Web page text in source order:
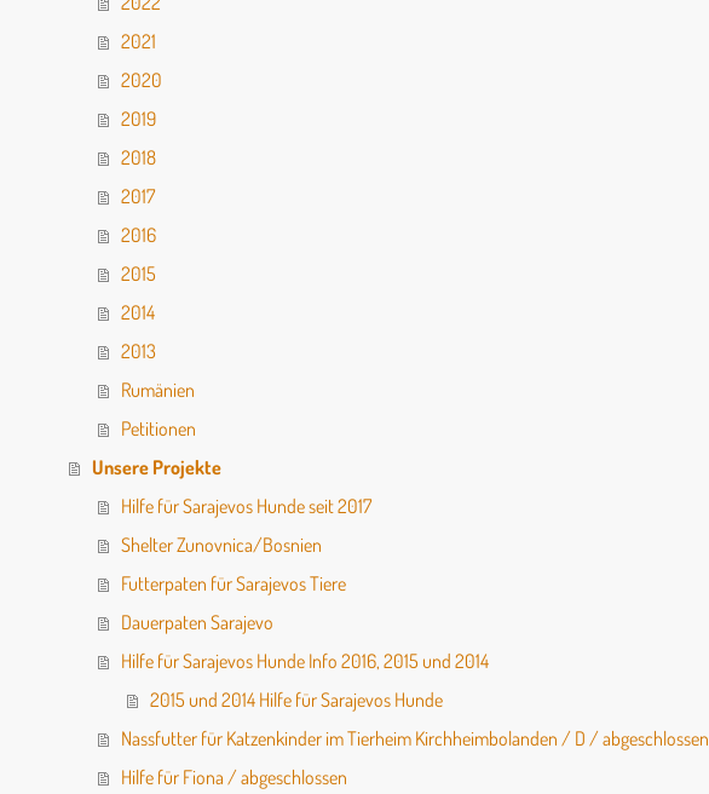
2021
2020
2019
2018
2017
2016
2015
2014
2013
Rumänien
Petitionen
Unsere Projekte
Hilfe für Sarajevos Hunde seit 2017
Shelter Zunovnica/Bosnien
Futterpaten für Sarajevos Tiere
Dauerpaten Sarajevo
Hilfe für Sarajevos Hunde Info 2016, 2015 und 2014
2015 und 2014 Hilfe für Sarajevos Hunde
Nassfutter für Katzenkinder im Tierheim Kirchheimbolanden / D / abgeschlossen
Hilfe für Fiona / abgeschlossen